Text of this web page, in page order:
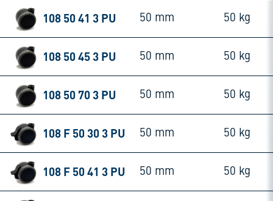
108 50 41 3 PU 50 mm 50 kg
108 50 45 3 PU 50 mm 50 kg
108 50 70 3 PU 50 mm 50 kg
108 F 50 30 3 PU 50 mm 50 kg
108 F 50 41 3 PU 50 mm 50 kg